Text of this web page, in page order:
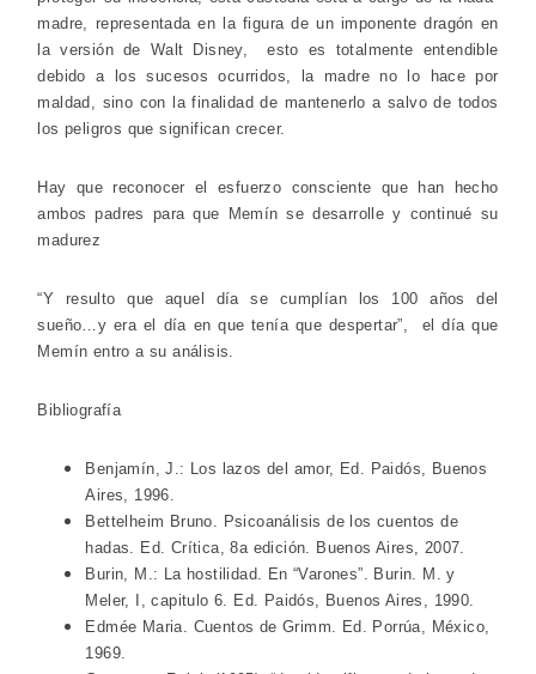
madre, representada en la figura de un imponente dragón en
la versión de Walt Disney, esto es totalmente entendible
debido a los sucesos ocurridos, la madre no lo hace por
maldad, sino con la finalidad de mantenerlo a salvo de todos
los peligros que significan crecer.
Hay que reconocer el esfuerzo consciente que han hecho
ambos padres para que Memín se desarrolle y continué su
madurez
“Y resulto que aquel día se cumplían los 100 años del
sueño…y era el día en que tenía que despertar”, el día que
Memín entro a su análisis.
Bibliografía
Benjamín, J.: Los lazos del amor, Ed. Paidós, Buenos
Aires, 1996.
Bettelheim Bruno. Psicoanálisis de los cuentos de
hadas. Ed. Crítica, 8a edición. Buenos Aires, 2007.
Burin, M.: La hostilidad. En “Varones”. Burin. M. y
Meler, I, capitulo 6. Ed. Paidós, Buenos Aires, 1990.
Edmée Maria. Cuentos de Grimm. Ed. Porrúa, México,
1969.